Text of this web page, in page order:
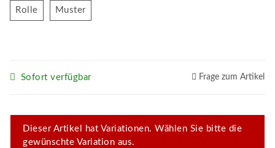
RolleRolleMusterMuster
Sofort verfügbar Frage zum Artikel
x
Dieser Artikel hat Variationen. Wählen Sie bitte die
gewünschte Variation aus.